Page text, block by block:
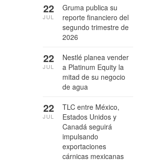
Gruma publica su
reporte financiero del
segundo trimestre de
2026
22
JUL
Nestlé planea vender
a Platinum Equity la
mitad de su negocio
de agua
22
JUL
TLC entre México,
Estados Unidos y
Canadá seguirá
impulsando
exportaciones
cárnicas mexicanas
22
JUL